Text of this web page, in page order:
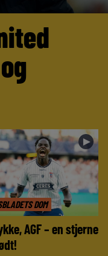
DOM
►
AGF – en stjerne